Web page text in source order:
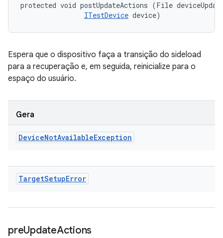
protected void postUpdateActions (File
ITestDevice device)
Espera que o dispositivo faça a transição do sideload
para a recuperação e, em seguida, reinicialize para o
espaço do usuário.
Gera
DeviceNotAvailableException
TargetSetupError
preUpdateActions